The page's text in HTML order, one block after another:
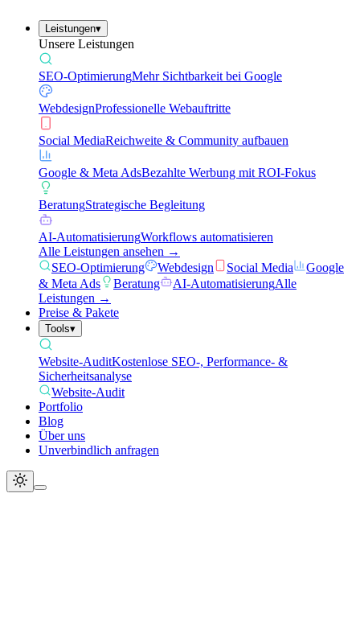
Leistungen▾
Unsere Leistungen
SEO-OptimierungMehr Sichtbarkeit bei Google
WebdesignProfessionelle Webauftritte
Social MediaReichweite & Community aufbauen
Google & Meta AdsBezahlte Werbung mit ROI-Fokus
BeratungStrategische Begleitung
AI-AutomatisierungWorkflows automatisieren
Alle Leistungen ansehen →
SEO-Optimierung
Webdesign Social Media
Google
& Meta Ads
Beratung AI-AutomatisierungAlle
Leistungen →
Preise & Pakete
Tools▾
Website-AuditKostenlose SEO-, Performance- &
Sicherheitsanalyse
Website-Audit
Portfolio
Blog
Über uns
Unverbindlich anfragen